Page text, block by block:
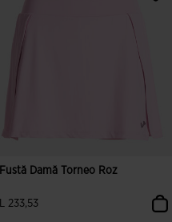
Fustă Damă Torneo Roz
L 233,53